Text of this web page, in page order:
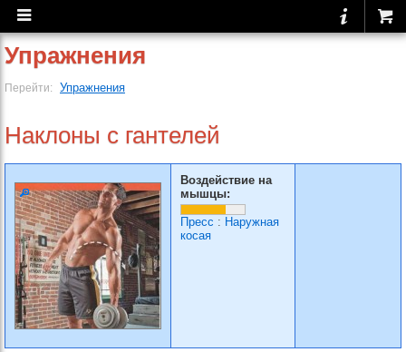
Упражнения
Перейти: Упражнения
Наклоны с гантелей
Воздействие на
мышцы:
Пресс : Наружная
косая